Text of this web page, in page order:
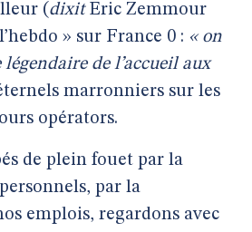
(dixitEric Zemmour
» sur France 0 : « on
de l’accueil aux
marronniers sur les
opérators.
de plein fouet par la
par la
emplois, regardons avec